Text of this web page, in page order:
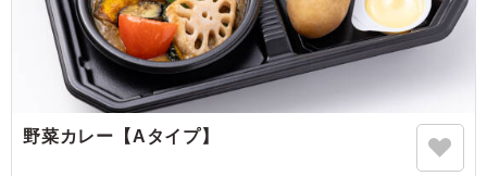
野菜カレー【Aタイプ】